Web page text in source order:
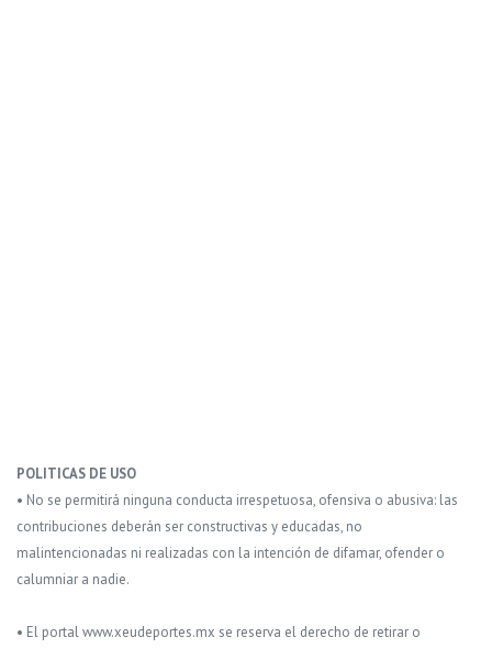
POLITICAS DE USO
• No se permitirá ninguna conducta irrespetuosa, ofensiva o abusiva: las
contribuciones deberán ser constructivas y educadas, no
malintencionadas ni realizadas con la intención de difamar, ofender o
calumniar a nadie.
• El portal www.xeudeportes.mx se reserva el derecho de retirar o